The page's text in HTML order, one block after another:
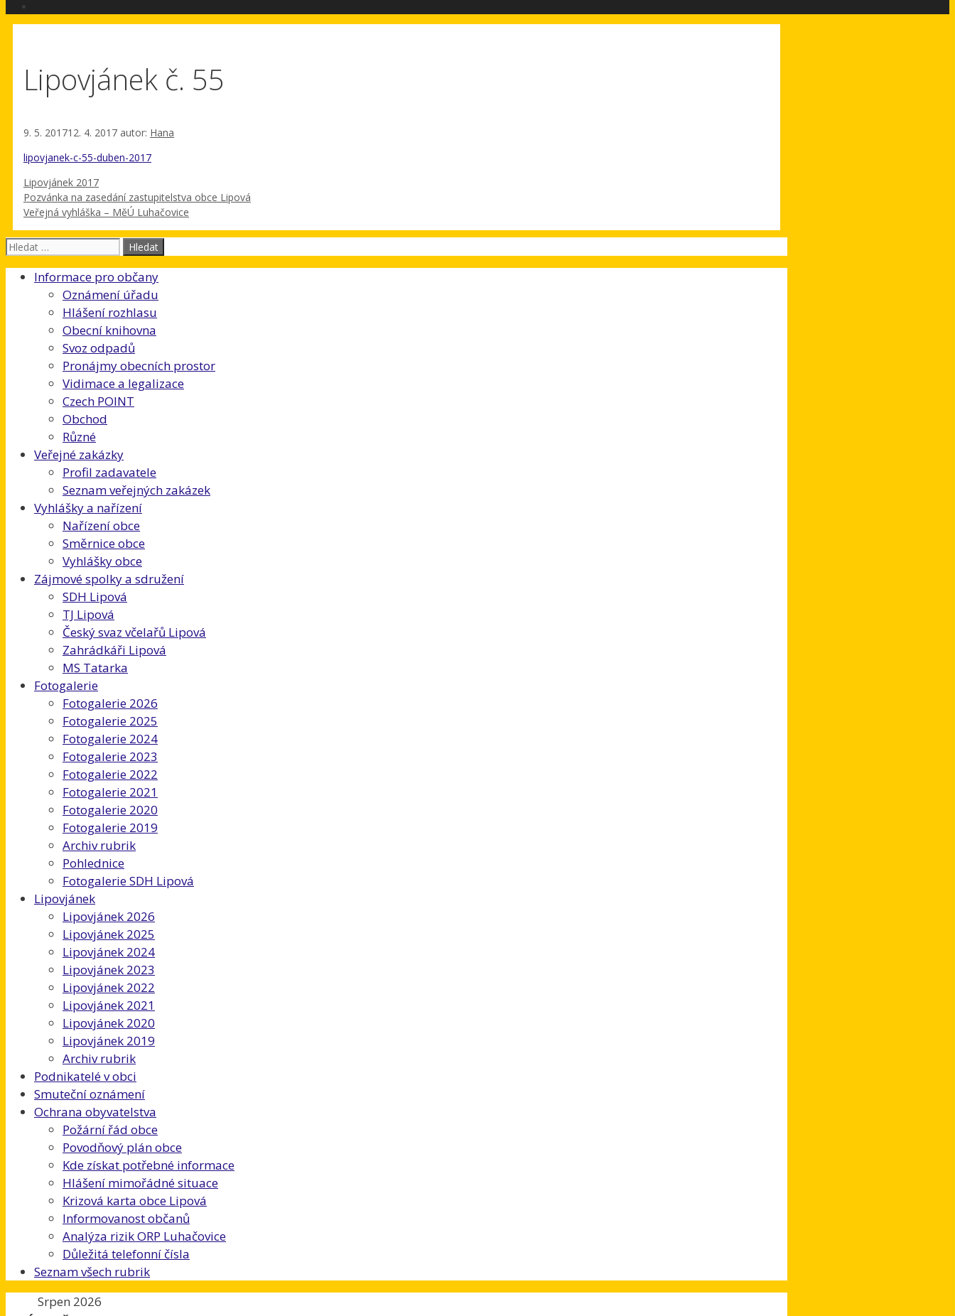
Lipovjánek č. 55
9. 5. 201712. 4. 2017 autor: Hana
lipovjanek-c-55-duben-2017
Rubriky
Lipovjánek 2017
Pozvánka na zasedání zastupitelstva obce Lipová
Veřejná vyhláška – MěÚ Luhačovice
Hledat:
Informace pro občany
Oznámení úřadu
Hlášení rozhlasu
Obecní knihovna
Svoz odpadů
Pronájmy obecních prostor
Vidimace a legalizace
Czech POINT
Obchod
Různé
Veřejné zakázky
Profil zadavatele
Seznam veřejných zakázek
Vyhlášky a nařízení
Nařízení obce
Směrnice obce
Vyhlášky obce
Zájmové spolky a sdružení
SDH Lipová
TJ Lipová
Český svaz včelařů Lipová
Zahrádkáři Lipová
MS Tatarka
Fotogalerie
Fotogalerie 2026
Fotogalerie 2025
Fotogalerie 2024
Fotogalerie 2023
Fotogalerie 2022
Fotogalerie 2021
Fotogalerie 2020
Fotogalerie 2019
Archiv rubrik
Pohlednice
Fotogalerie SDH Lipová
Lipovjánek
Lipovjánek 2026
Lipovjánek 2025
Lipovjánek 2024
Lipovjánek 2023
Lipovjánek 2022
Lipovjánek 2021
Lipovjánek 2020
Lipovjánek 2019
Archiv rubrik
Podnikatelé v obci
Smuteční oznámení
Ochrana obyvatelstva
Požární řád obce
Povodňový plán obce
Kde získat potřebné informace
Hlášení mimořádné situace
Krizová karta obce Lipová
Informovanost občanů
Analýza rizik ORP Luhačovice
Důležitá telefonní čísla
Seznam všech rubrik
Srpen 2026